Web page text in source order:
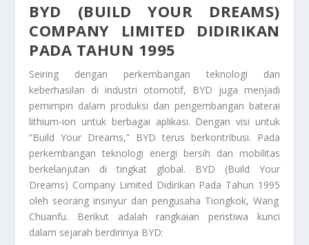
BYD (BUILD YOUR DREAMS)
COMPANY LIMITED DIDIRIKAN
PADA TAHUN 1995
Seiring dengan perkembangan teknologi dan
keberhasilan di industri otomotif, BYD juga menjadi
pemimpin dalam produksi dan pengembangan baterai
lithium-ion untuk berbagai aplikasi. Dengan visi untuk
“Build Your Dreams,” BYD terus berkontribusi. Pada
perkembangan teknologi energi bersih dan mobilitas
berkelanjutan di tingkat global.
BYD (Build Your
Dreams) Company Limited Didirikan Pada Tahun 1995
oleh seorang insinyur dan pengusaha Tiongkok, Wang
Chuanfu. Berikut adalah rangkaian peristiwa kunci
dalam sejarah berdirinya BYD: